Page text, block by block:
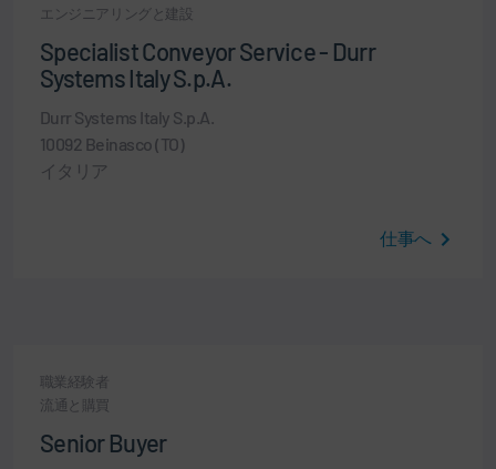
エンジニアリングと建設
Specialist Conveyor Service - Durr
Systems Italy S.p.A.
Durr Systems Italy S.p.A.
10092 Beinasco (TO)
イタリア
仕事へ
職業経験者
流通と購買
Senior Buyer